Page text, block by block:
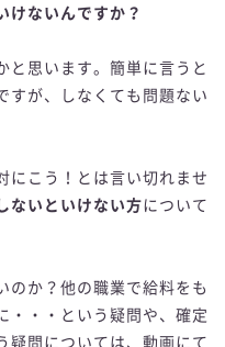
けないんですか？
と思います。簡単に言うと
すが、しなくても問題ない
にこう！とは言い切れませ
ないといけない方について
のか？他の職業で給料をも
・・・という疑問や、確定
疑問については、動画にて